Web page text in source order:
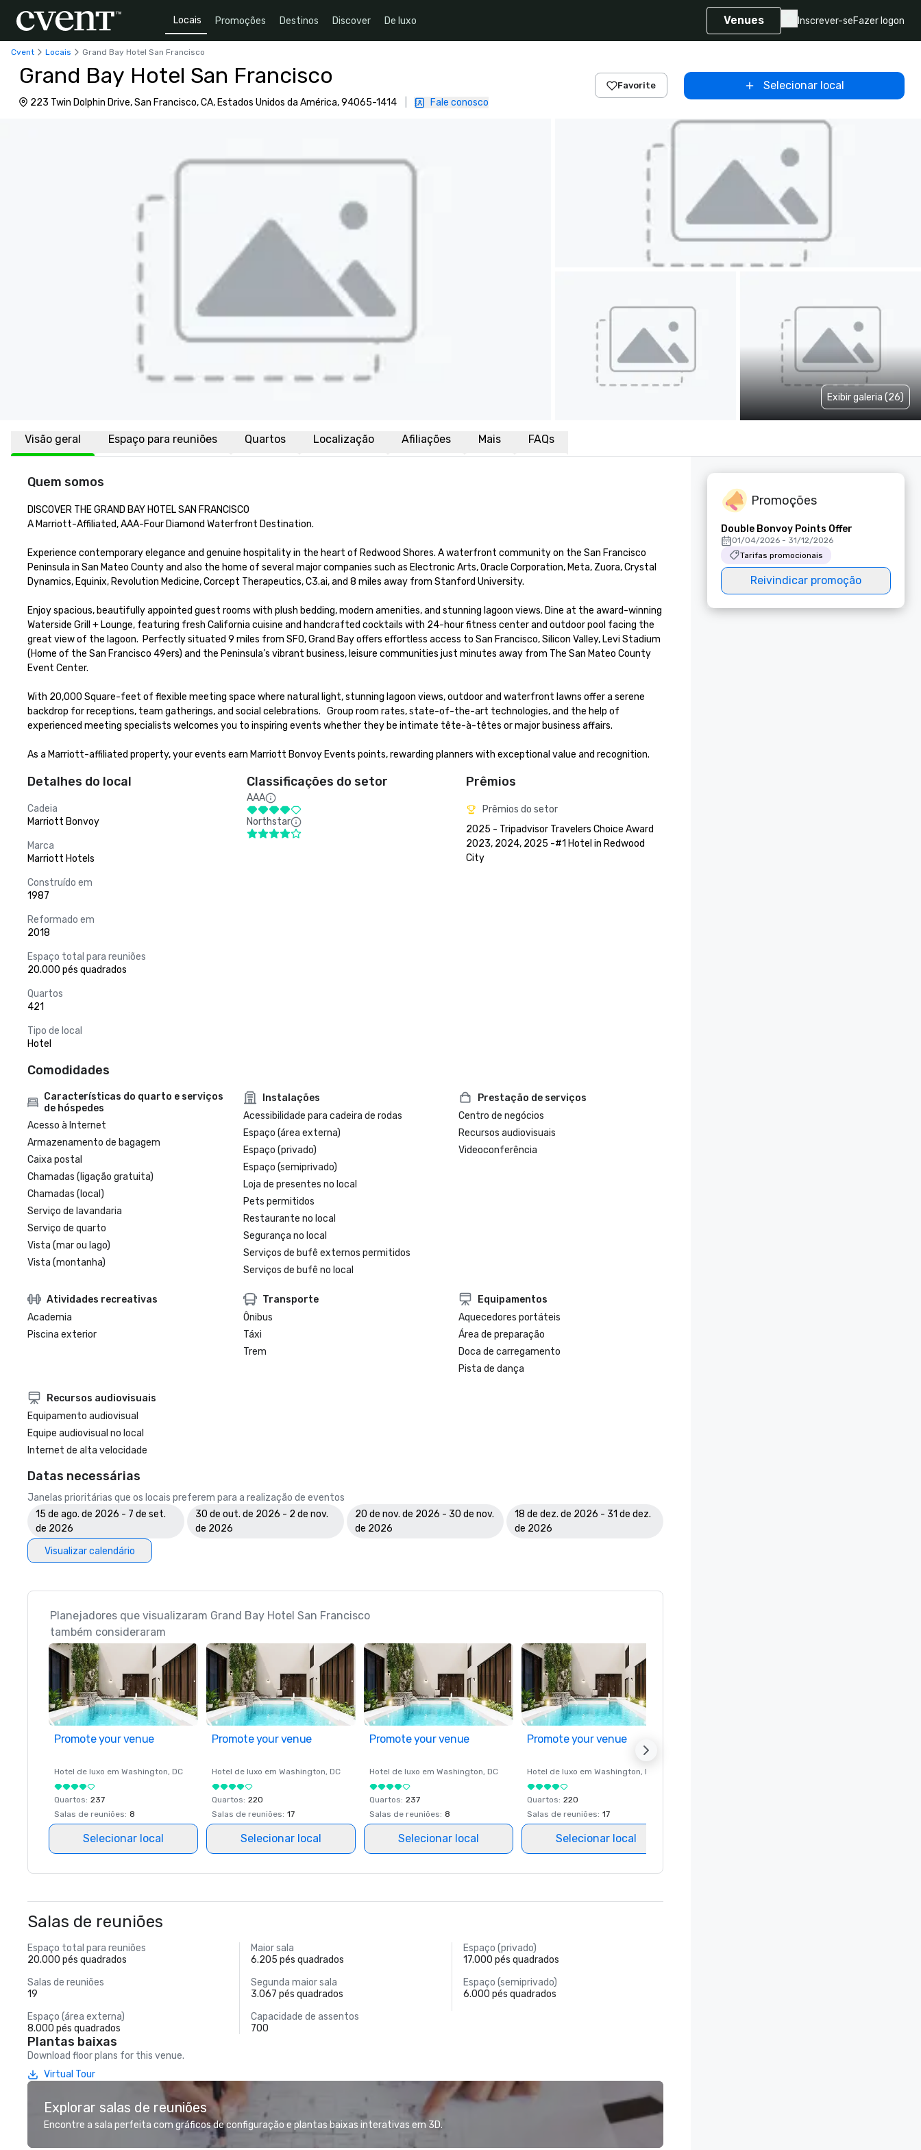
Locais Promoções Destinos Discover De luxo Venues Inscrever-seFazer logon
Cvent Locais Grand Bay Hotel San Francisco
Grand Bay Hotel San Francisco
223 Twin Dolphin Drive, San Francisco, CA, Estados Unidos da América, 94065-1414 Fale conosco
Favorite Selecionar local
Exibir galeria (26)
Visão geral Espaço para reuniões Quartos Localização Afiliações Mais FAQs
Quem somos
DISCOVER THE GRAND BAY HOTEL SAN FRANCISCO
A Marriott-Affiliated, AAA-Four Diamond Waterfront Destination.
Experience contemporary elegance and genuine hospitality in the heart of Redwood Shores. A waterfront community on the San Francisco
Peninsula in San Mateo County and also the home of several major companies such as Electronic Arts, Oracle Corporation, Meta, Zuora, Crystal
Dynamics, Equinix, Revolution Medicine, Corcept Therapeutics, C3.ai, and 8 miles away from Stanford University.
Enjoy spacious, beautifully appointed guest rooms with plush bedding, modern amenities, and stunning lagoon views. Dine at the award-winning
Waterside Grill + Lounge, featuring fresh California cuisine and handcrafted cocktails with 24-hour fitness center and outdoor pool facing the
great view of the lagoon.  Perfectly situated 9 miles from SFO, Grand Bay offers effortless access to San Francisco, Silicon Valley, Levi Stadium
(Home of the San Francisco 49ers) and the Peninsula’s vibrant business, leisure communities just minutes away from The San Mateo County
Event Center.
With 20,000 Square-feet of flexible meeting space where natural light, stunning lagoon views, outdoor and waterfront lawns offer a serene
backdrop for receptions, team gatherings, and social celebrations.   Group room rates, state-of-the-art technologies, and the help of
experienced meeting specialists welcomes you to inspiring events whether they be intimate tête-à-têtes or major business affairs.
As a Marriott-affiliated property, your events earn Marriott Bonvoy Events points, rewarding planners with exceptional value and recognition.
Detalhes do local
Cadeia
Marriott Bonvoy
Marca
Marriott Hotels
Construído em
1987
Reformado em
2018
Espaço total para reuniões
20.000 pés quadrados
Quartos
421
Tipo de local
Hotel
Classificações do setor
AAA
Northstar
Prêmios
Prêmios do setor
2025 - Tripadvisor Travelers Choice Award
2023, 2024, 2025 -#1 Hotel in Redwood
City
Comodidades
Características do quarto e serviços
de hóspedes
Acesso à Internet
Armazenamento de bagagem
Caixa postal
Chamadas (ligação gratuita)
Chamadas (local)
Serviço de lavandaria
Serviço de quarto
Vista (mar ou lago)
Vista (montanha)
Instalações
Acessibilidade para cadeira de rodas
Espaço (área externa)
Espaço (privado)
Espaço (semiprivado)
Loja de presentes no local
Pets permitidos
Restaurante no local
Segurança no local
Serviços de bufê externos permitidos
Serviços de bufê no local
Prestação de serviços
Centro de negócios
Recursos audiovisuais
Videoconferência
Atividades recreativas
Academia
Piscina exterior
Transporte
Ônibus
Táxi
Trem
Equipamentos
Aquecedores portáteis
Área de preparação
Doca de carregamento
Pista de dança
Recursos audiovisuais
Equipamento audiovisual
Equipe audiovisual no local
Internet de alta velocidade
Datas necessárias
Janelas prioritárias que os locais preferem para a realização de eventos
15 de ago. de 2026 - 7 de set.
de 2026
30 de out. de 2026 - 2 de nov.
de 2026
20 de nov. de 2026 - 30 de nov.
de 2026
18 de dez. de 2026 - 31 de dez.
de 2026
Visualizar calendário
Planejadores que visualizaram Grand Bay Hotel San Francisco
também consideraram
Promote your venue
Hotel de luxo em Washington, DC
Quartos: 237
Salas de reuniões: 8
Selecionar local
Promote your venue
Hotel de luxo em Washington, DC
Quartos: 220
Salas de reuniões: 17
Selecionar local
Promote your venue
Hotel de luxo em Washington, DC
Quartos: 237
Salas de reuniões: 8
Selecionar local
Promote your venue
Hotel de luxo em Washington, DC
Quartos: 220
Salas de reuniões: 17
Selecionar local
Salas de reuniões
Espaço total para reuniões
20.000 pés quadrados
Maior sala
6.205 pés quadrados
Espaço (privado)
17.000 pés quadrados
Salas de reuniões
19
Segunda maior sala
3.067 pés quadrados
Espaço (semiprivado)
6.000 pés quadrados
Espaço (área externa)
8.000 pés quadrados
Capacidade de assentos
700
Plantas baixas
Download floor plans for this venue.
Virtual Tour
Explorar salas de reuniões
Encontre a sala perfeita com gráficos de configuração e plantas baixas interativas em 3D.
Promoções
Double Bonvoy Points Offer
01/04/2026 - 31/12/2026
Tarifas promocionais
Reivindicar promoção